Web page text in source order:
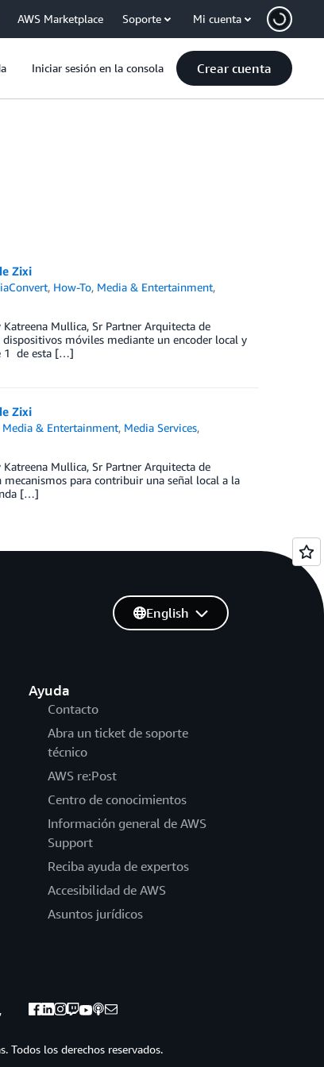
AWS Marketplace Soporte Mi cuenta
Iniciar sesión en la consola Crear cuenta
Zixi
, How-To, Media & Entertainment,
Mullica, Sr Partner Arquitecta de
móviles mediante un encoder local y
1 de esta […]
Zixi
Media & Entertainment, Media Services,
Mullica, Sr Partner Arquitecta de
para contribuir una señal local a la
[…]
Ayuda
Contacto
Abra un ticket de soporte
técnico
AWS re:Post
Centro de conocimientos
Información general de AWS
Support
Reciba ayuda de expertos
Accesibilidad de AWS
Asuntos jurídicos
English
Todos los derechos reservados.